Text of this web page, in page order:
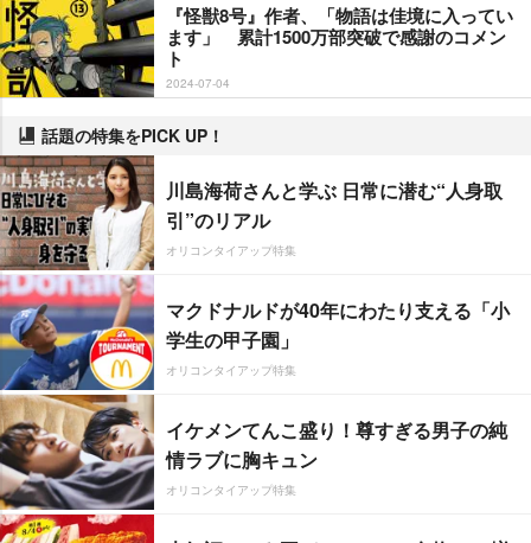
『怪獣8号』作者、「物語は佳境に入ってい
ます」 累計1500万部突破で感謝のコメン
ト
2024-07-04
話題の特集をPICK UP！
川島海荷さんと学ぶ 日常に潜む“人身取
引”のリアル
オリコンタイアップ特集
マクドナルドが40年にわたり支える「小
学生の甲子園」
オリコンタイアップ特集
イケメンてんこ盛り！尊すぎる男子の純
情ラブに胸キュン
オリコンタイアップ特集